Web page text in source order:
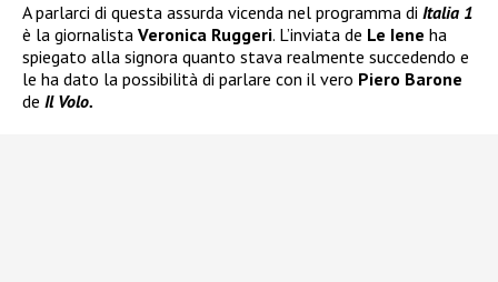
A parlarci di questa assurda vicenda nel programma di Italia 1
è la giornalista Veronica Ruggeri. L’inviata de Le Iene ha
spiegato alla signora quanto stava realmente succedendo e
le ha dato la possibilità di parlare con il vero Piero Barone
de Il Volo.